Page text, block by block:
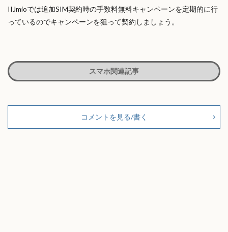
IIJmioでは追加SIM契約時の手数料無料キャンペーンを定期的に行
っているのでキャンペーンを狙って契約しましょう。
スマホ関連記事
コメントを見る/書く